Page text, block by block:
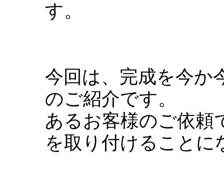
す。
今回は、完成を今か
のご紹介です。
あるお客様のご依頼
を取り付けることに